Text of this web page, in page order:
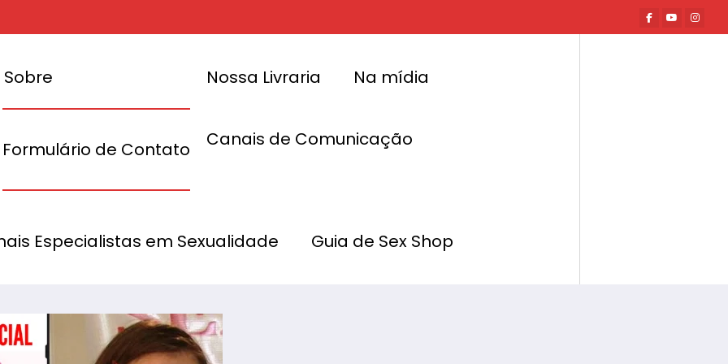
Sobre
Formulário de Contato
Nossa Livraria Na mídia
Canais de Comunicação
Especialistas em Sexualidade Guia de Sex Shop
e Too